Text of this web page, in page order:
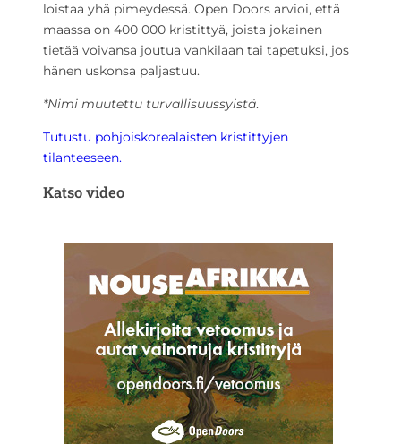
loistaa yhä pimeydessä. Open Doors arvioi, että
maassa on 400 000 kristittyä, joista jokainen
tietää voivansa joutua vankilaan tai tapetuksi, jos
hänen uskonsa paljastuu.
*Nimi muutettu turvallisuussyistä.
Tutustu pohjoiskorealaisten kristittyjen
tilanteeseen.
Katso video